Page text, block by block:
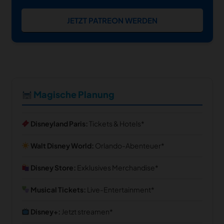
JETZT PATREON WERDEN
Magische Planung
Disneyland Paris: Tickets & Hotels
Walt Disney World: Orlando-Abenteuer
Disney Store: Exklusives Merchandise
Musical Tickets: Live-Entertainment
Disney+: Jetzt streamen